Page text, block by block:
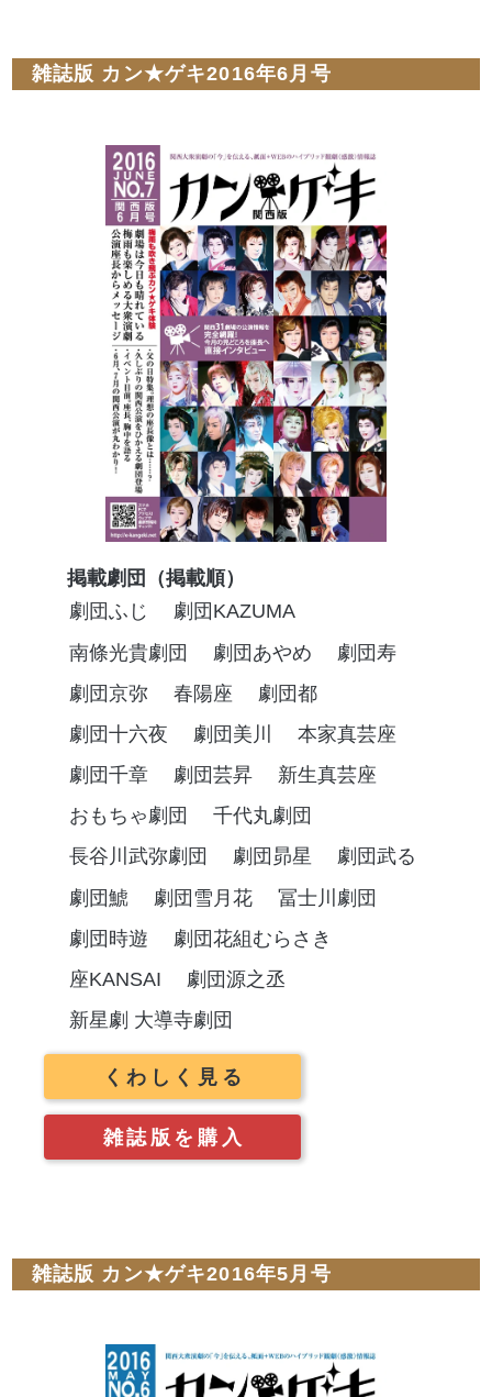
雑誌版 カン★ゲキ2016年6月号
掲載劇団（掲載順）
劇団ふじ
劇団KAZUMA
南條光貴劇団
劇団あやめ
劇団寿
劇団京弥
春陽座
劇団都
劇団十六夜
劇団美川
本家真芸座
劇団千章
劇団芸昇
新生真芸座
おもちゃ劇団
千代丸劇団
長谷川武弥劇団
劇団昴星
劇団武る
劇団鯱
劇団雪月花
冨士川劇団
劇団時遊
劇団花組むらさき
座KANSAI
劇団源之丞
新星劇 大導寺劇団
くわしく見る
雑誌版を購入
雑誌版 カン★ゲキ2016年5月号